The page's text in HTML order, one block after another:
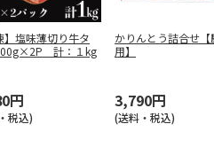
】塩味薄切り牛タ
計：１kg
円
税込)
かりんとう詰合せ【
用】
3,790円
(送料・税込)